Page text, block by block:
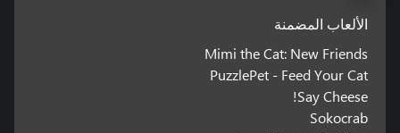
الألعاب المضمنة
Mimi the Cat: New Friends
PuzzlePet - Feed Your Cat
Say Cheese!
Sokocrab